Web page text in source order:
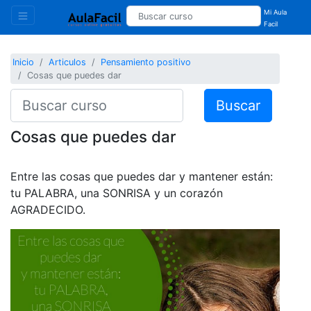
Mi Aula
Facil
Inicio Articulos
Pensamiento positivo
Cosas que puedes dar
Buscar
Cosas que puedes dar
Entre las cosas que puedes dar y mantener están:
tu PALABRA, una SONRISA y un corazón
AGRADECIDO.